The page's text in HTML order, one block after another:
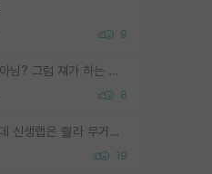
9
open ai가 ai대장아님? 그럼 쟤가 하는 말이 다 맞겠네
8
신생랩 1기 출신인데 신생랩은 줠라 무거운 바벨 같은거임. 들면 대박인데 못들면 깔려 죽음. 아무도 알려주지 않는 환경에서 자생해야하지만, 일단 살아남았다면 그 어떤 사람보다 악착같고 생존력 높은 사람으로 거듭날 수 있음
19